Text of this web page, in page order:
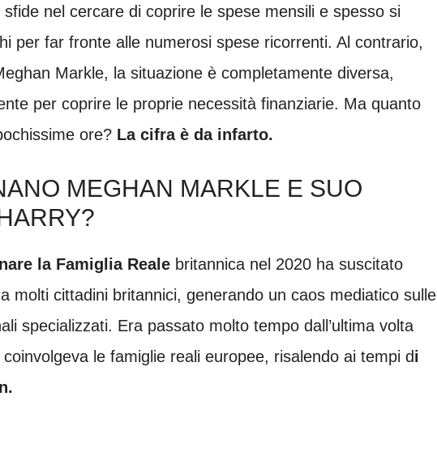
nel cercare di coprire le spese mensili e spesso si
per far fronte alle numerosi spese ricorrenti. Al contrario,
Markle, la situazione è completamente diversa,
per coprire le proprie necessità finanziarie. Ma quanto
ore? La cifra è da infarto.
MEGHAN MARKLE E SUO
la Famiglia Reale britannica nel 2020 ha suscitato
molti cittadini britannici, generando un caos mediatico sulle
specializzati. Era passato molto tempo dall’ultima volta
le famiglie reali europee, risalendo ai tempi di